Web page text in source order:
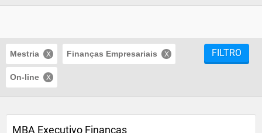
Mestria Finanças Empresariais
On-line
FILTRO
MBA Executivo Finanças